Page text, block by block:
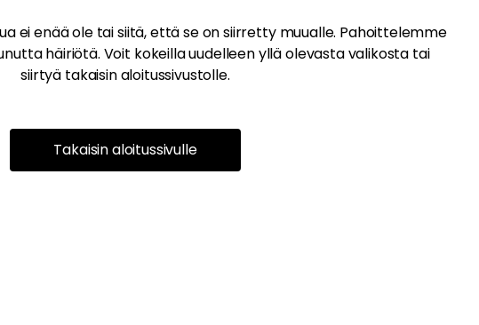
ei enää ole tai siitä, että se on siirretty muualle. Pahoittelemme
häiriötä. Voit kokeilla uudelleen yllä olevasta valikosta tai
siirtyä takaisin aloitussivustolle.
Takaisin aloitussivulle